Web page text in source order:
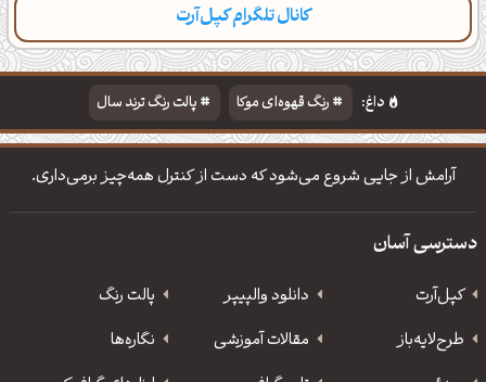
کانال تلگرام کپل‌آرت
دسته‌بندی مطالب تازه تایپوگرافی پالت‌ها
داغ: رنگ قهوه‌ای موکا
پالت رنگ ترند سال
دانلود والپیپر مذهبی
تایپوگرافی شعر مولانا
آرامش از جایی شروع می‌شود که دست از کنترل همه‌چیز برمی‌داری.
دسترسی آسان
کپل‌آرت دانلود‌ والپیپر
پالت رنگ
طرح‌لایه‌باز
مقالات آموزشی
نگاره‌ها